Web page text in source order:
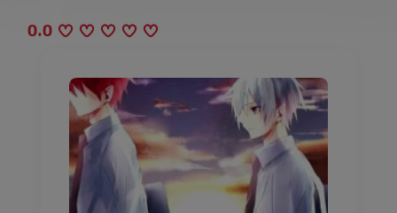
0.0